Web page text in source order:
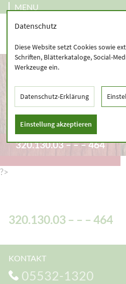
MENU
320.130.03 – – – 464
?>
320.130.03 – – – 464
KONTAKT
05532-1320
Datenschutz
Diese Website setzt Cookies sowie
Schriften, Blätterkataloge, Social-
Werkzeuge ein.
Datenschutz-Erklärung
Einstellung akzeptieren